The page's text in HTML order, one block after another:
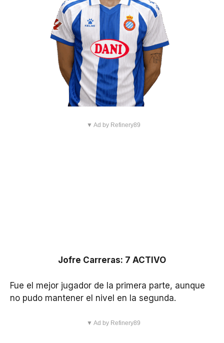
▼ Ad by Refinery89
Jofre Carreras: 7 ACTIVO
Fue el mejor jugador de la primera parte, aunque
no pudo mantener el nivel en la segunda.
▼ Ad by Refinery89